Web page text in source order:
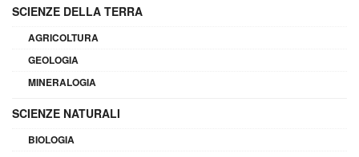
SCIENZE DELLA TERRA
AGRICOLTURA
GEOLOGIA
MINERALOGIA
SCIENZE NATURALI
BIOLOGIA